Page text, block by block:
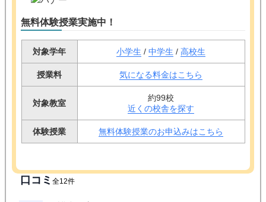
無料体験授業実施中！
対象学年 小学生 / 中学生 / 高校生
授業料 気になる料金はこちら
対象教室
約99校
近くの校舎を探す
体験授業 無料体験授業のお申込みはこちら
口コミ 全12件